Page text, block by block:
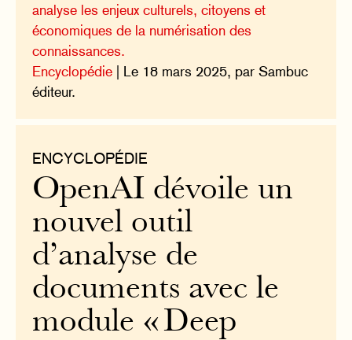
analyse les enjeux culturels, citoyens et
économiques de la numérisation des
connaissances.
Encyclopédie | Le 18 mars 2025, par Sambuc
éditeur.
ENCYCLOPÉDIE
OpenAI dévoile un
nouvel outil
d’analyse de
documents avec le
module « Deep